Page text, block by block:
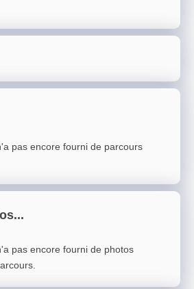
pas encore fourni de parcours
pas encore fourni de photos